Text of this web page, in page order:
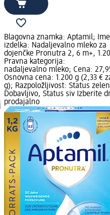
Blagovna znamka: Aptamil; Ime
izdelka: Nadaljevalno mleko za
dojenčke Pronutra 2, 6 m+,
Pravna kategorija:
nadaljevalno mleko; Cena:
Osnovna cena: 1.200 g (2,33 €
g); Razpoložljivost: Status zelen
Dobavljivo, Status siv Izberite
prodajalno